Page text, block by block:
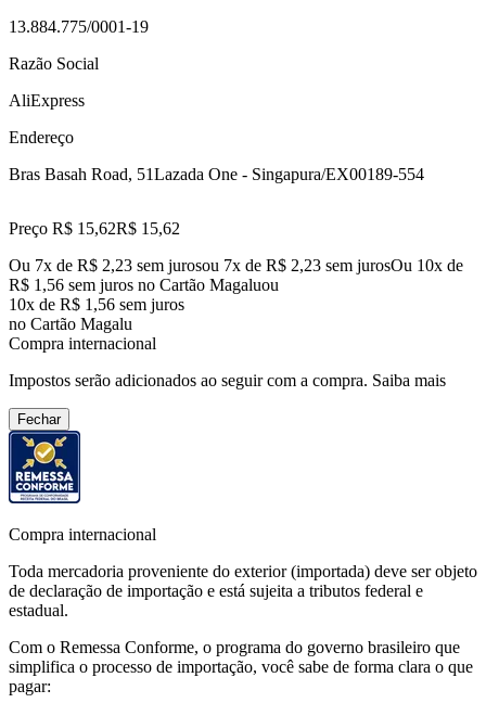
13.884.775/0001-19
Razão Social
AliExpress
Endereço
Bras Basah Road, 51Lazada One - Singapura/EX00189-554
Preço R$ 15,62R$ 15,62
Ou 7x de R$ 2,23 sem jurosou 7x de R$ 2,23 sem jurosOu 10x de
R$ 1,56 sem juros no Cartão Magaluou
10x de R$ 1,56 sem juros
no Cartão Magalu
Compra internacional
Impostos serão adicionados ao seguir com a compra. Saiba mais
Fechar
Compra internacional
Toda mercadoria proveniente do exterior (importada) deve ser objeto
de declaração de importação e está sujeita a tributos federal e
estadual.
Com o Remessa Conforme, o programa do governo brasileiro que
simplifica o processo de importação, você sabe de forma clara o que
pagar: